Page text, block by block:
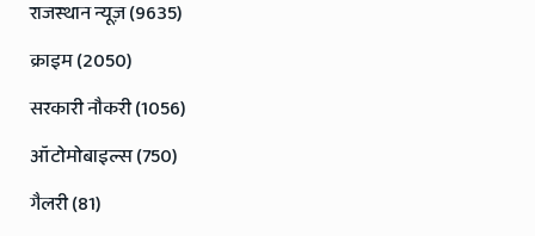
राजस्थान न्यूज़ (9635)
क्राइम (2050)
सरकारी नौकरी (1056)
ऑटोमोबाइल्स (750)
गैलरी (81)